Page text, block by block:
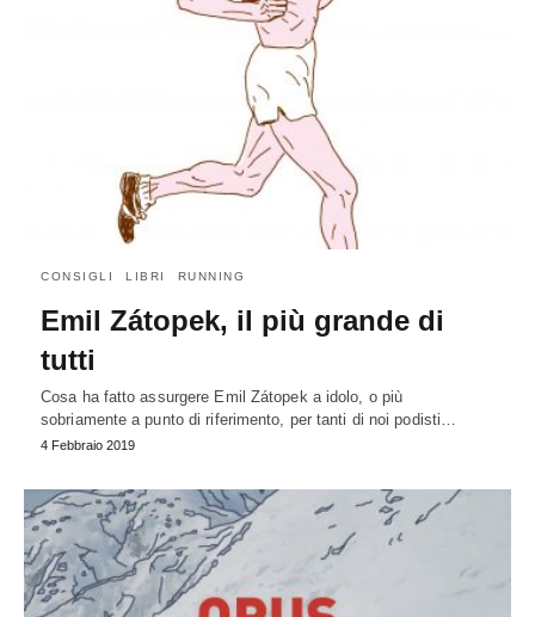
CONSIGLI LIBRI RUNNING
Emil Zátopek, il più grande di
tutti
Cosa ha fatto assurgere Emil Zátopek a idolo, o più
sobriamente a punto di riferimento, per tanti di noi podisti…
4 Febbraio 2019